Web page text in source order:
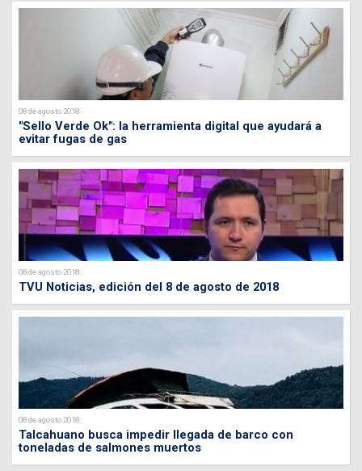
08 de agosto 2018
"Sello Verde Ok": la herramienta digital que ayudará a
evitar fugas de gas
08 de agosto 2018
TVU Noticias, edición del 8 de agosto de 2018
08 de agosto 2018
Talcahuano busca impedir llegada de barco con
toneladas de salmones muertos